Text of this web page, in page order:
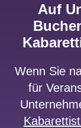
Auf
Wenn Sie
für